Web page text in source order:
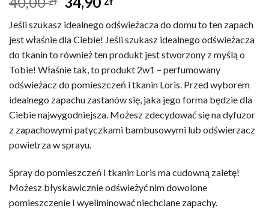
cena
wynosiła:
40,00 zł.
wynosi:
34,90 zł.
Jeśli szukasz idealnego odświeżacza do domu to ten zapach
jest właśnie dla Ciebie! Jeśli szukasz idealnego odświeżacza
do tkanin to również ten produkt jest stworzony z myślą o
Tobie! Właśnie tak, to produkt 2w1 – perfumowany
odświeżacz do pomieszczeń i tkanin Loris. Przed wyborem
idealnego zapachu zastanów się, jaka jego forma będzie dla
Ciebie najwygodniejsza. Możesz zdecydować się na dyfuzor
z zapachowymi patyczkami bambusowymi lub odświerzacz
powietrza w sprayu.
Spray do pomieszczeń I tkanin Loris ma cudowną zaletę!
Możesz błyskawicznie odświeżyć nim dowolone
pomieszczenie I wyeliminować niechciane zapachy.